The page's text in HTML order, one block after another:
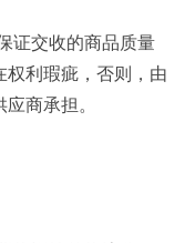
证交收的商品质量
利瑕疵，否则，由
商承担。